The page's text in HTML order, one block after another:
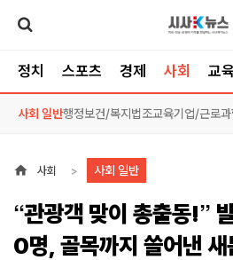
정치 스포츠 경제 사회 교
사회 일반행정보건/복지 법조교육기업/근로
사회 사회 일반
“관광객 맞이 총출동!”
0명, 골목까지 쓸어낸 새